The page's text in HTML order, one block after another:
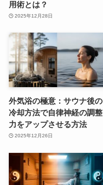
用術とは？
2025年12月28日
外気浴の極意：サウナ後の
冷却方法で自律神経の調整
力をアップさせる方法
2025年12月26日